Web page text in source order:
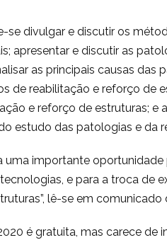
se divulgar e discutir os
apresentar e discutir as
as principais causas das
de reabilitação e reforço de
e reforço de estruturas; e
estudo das patologias e da
uma importante
e para a troca de
lê-se em comunicado
é gratuita, mas carece de